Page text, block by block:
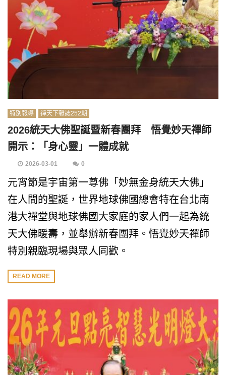
特別報導 禪天下雜誌252期
2026統天大佛聖誕暨新春團拜 悟覺妙天禪師
開示：「身心靈」一體成就
2026-03-01 0
元宵節是宇宙第一尊佛「妙無金身統天大佛」
在人間的聖誕，世界地球佛國總會特在台北南
港大禪堂與地球佛國大家庭的家人們一起為統
天大佛暖壽，並舉辦新春團拜。悟覺妙天禪師
特別親臨現場與眾人同歡。
READ MORE